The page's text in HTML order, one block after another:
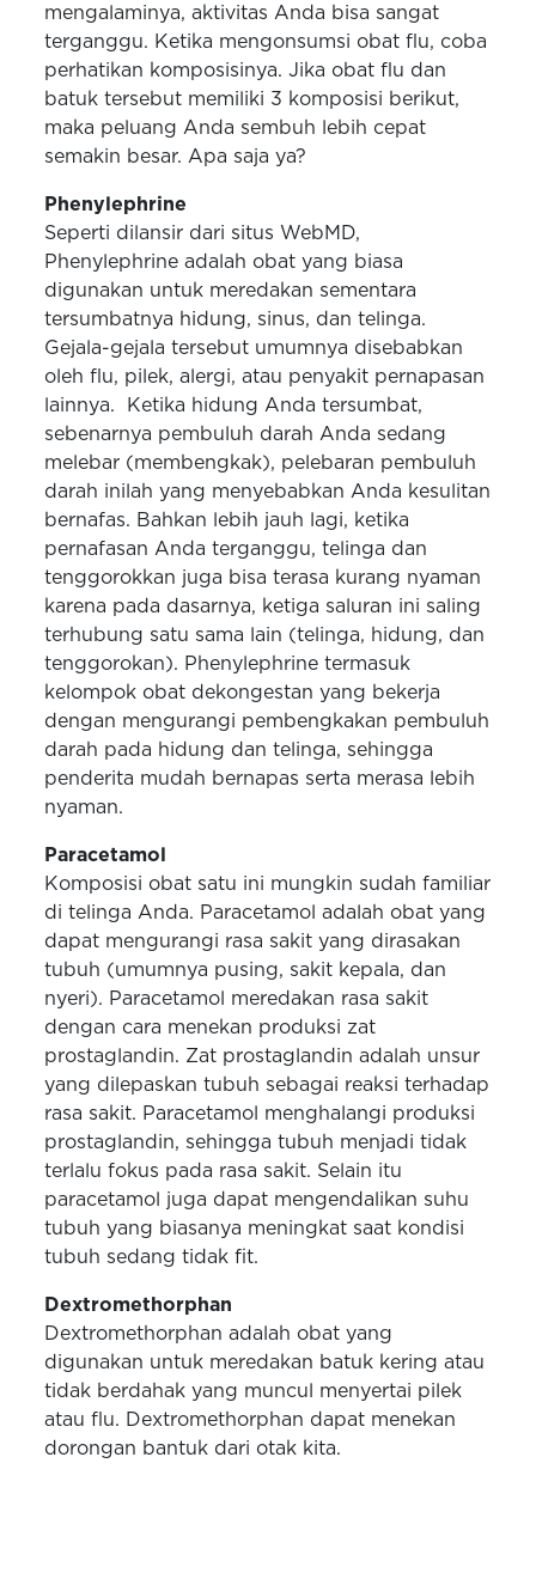
mengalaminya, aktivitas Anda bisa sangat
terganggu. Ketika mengonsumsi obat flu, coba
perhatikan komposisinya. Jika obat flu dan
batuk tersebut memiliki 3 komposisi berikut,
maka peluang Anda sembuh lebih cepat
semakin besar. Apa saja ya?
Phenylephrine
Seperti dilansir dari situs WebMD,
Phenylephrine adalah obat yang biasa
digunakan untuk meredakan sementara
tersumbatnya hidung, sinus, dan telinga.
Gejala-gejala tersebut umumnya disebabkan
oleh flu, pilek, alergi, atau penyakit pernapasan
lainnya. Ketika hidung Anda tersumbat,
sebenarnya pembuluh darah Anda sedang
melebar (membengkak), pelebaran pembuluh
darah inilah yang menyebabkan Anda kesulitan
bernafas. Bahkan lebih jauh lagi, ketika
pernafasan Anda terganggu, telinga dan
tenggorokkan juga bisa terasa kurang nyaman
karena pada dasarnya, ketiga saluran ini saling
terhubung satu sama lain (telinga, hidung, dan
tenggorokan). Phenylephrine termasuk
kelompok obat dekongestan yang bekerja
dengan mengurangi pembengkakan pembuluh
darah pada hidung dan telinga, sehingga
penderita mudah bernapas serta merasa lebih
nyaman.
Paracetamol
Komposisi obat satu ini mungkin sudah familiar
di telinga Anda. Paracetamol adalah obat yang
dapat mengurangi rasa sakit yang dirasakan
tubuh (umumnya pusing, sakit kepala, dan
nyeri). Paracetamol meredakan rasa sakit
dengan cara menekan produksi zat
prostaglandin. Zat prostaglandin adalah unsur
yang dilepaskan tubuh sebagai reaksi terhadap
rasa sakit. Paracetamol menghalangi produksi
prostaglandin, sehingga tubuh menjadi tidak
terlalu fokus pada rasa sakit. Selain itu
paracetamol juga dapat mengendalikan suhu
tubuh yang biasanya meningkat saat kondisi
tubuh sedang tidak fit.
Dextromethorphan
Dextromethorphan adalah obat yang
digunakan untuk meredakan batuk kering atau
tidak berdahak yang muncul menyertai pilek
atau flu. Dextromethorphan dapat menekan
dorongan bantuk dari otak kita.